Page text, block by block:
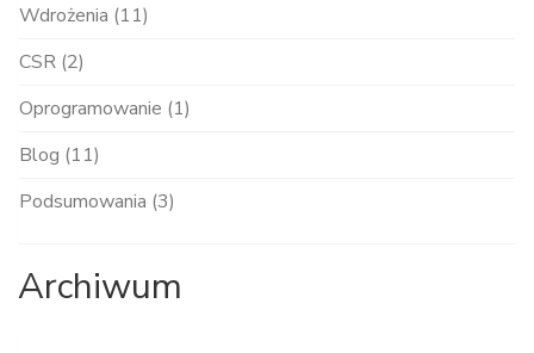
Wdrożenia (11)
CSR (2)
Oprogramowanie (1)
Blog (11)
Podsumowania (3)
Archiwum